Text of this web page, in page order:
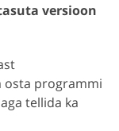
versioon
osta programmi
tellida ka